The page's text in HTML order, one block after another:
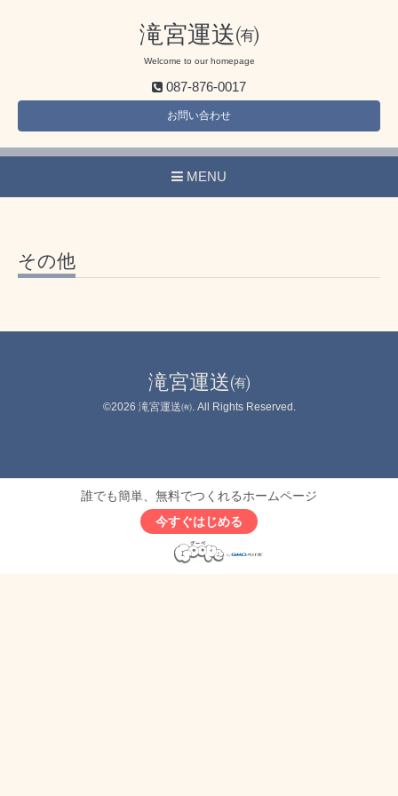
滝宮運送㈲
Welcome to our homepage
087-876-0017
お問い合わせ
MENU
その他
滝宮運送㈲
©2026 滝宮運送㈲. All Rights Reserved.
誰でも簡単、無料でつくれるホームページ
今すぐはじめる